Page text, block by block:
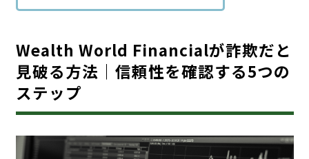
Wealth World Financialが詐欺だと
見破る方法｜信頼性を確認する5つの
ステップ